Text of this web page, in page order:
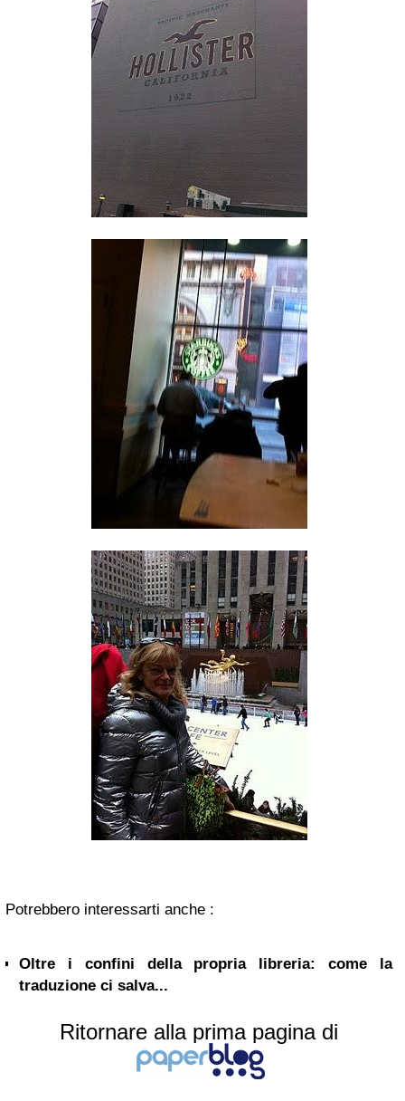
Potrebbero interessarti anche :
Oltre i confini della propria libreria: come la
traduzione ci salva...
Ritornare alla prima pagina di